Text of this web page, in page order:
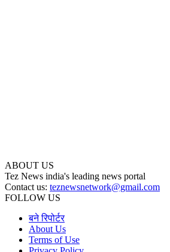
ABOUT US
Tez News india's leading news portal
Contact us: teznewsnetwork@gmail.com
FOLLOW US
बने रिपोर्टर
About Us
Terms of Use